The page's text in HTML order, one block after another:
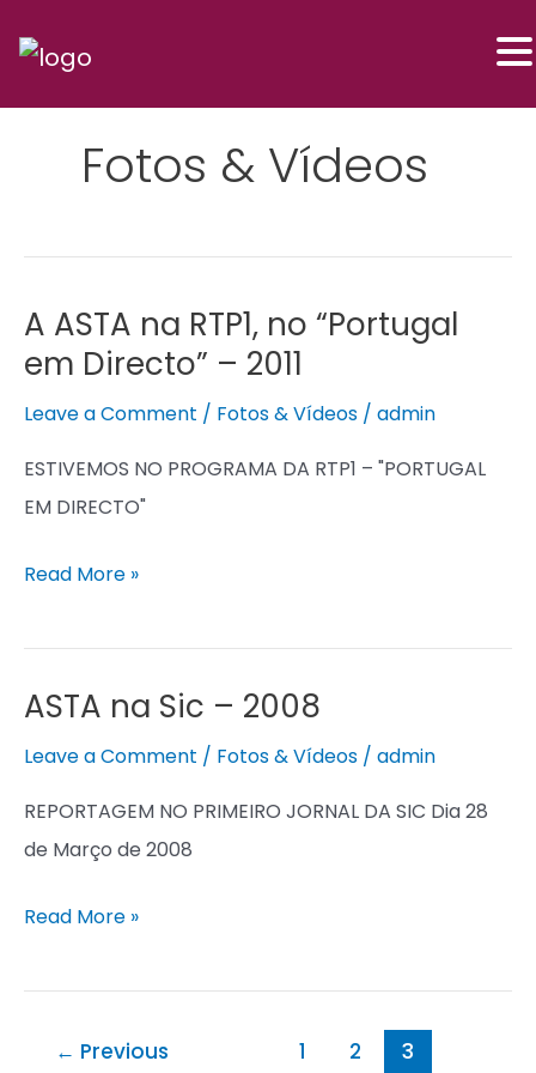
to
Fotos & Vídeos
A ASTA na RTP1, no “Portugal
em Directo” – 2011
Leave a Comment / Fotos & Vídeos / admin
ESTIVEMOS NO PROGRAMA DA RTP1 – "PORTUGAL
EM DIRECTO"
A
ASTA
no
“Portugal
Read More »
ASTA na Sic – 2008
Leave a Comment / Fotos & Vídeos / admin
REPORTAGEM NO PRIMEIRO JORNAL DA SIC Dia 28
de Março de 2008
ASTA
na
–
2008
Read More »
Post
pagination
← Previous 1 2 3